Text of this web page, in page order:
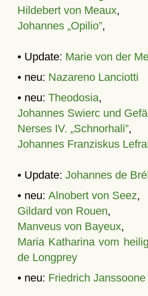
Hildebert von Meaux,
Johannes „Opilio”,
• Update: Marie von der
• neu: Nazareno Lanciotti
• neu: Theodosia,
Johannes Swierc und
Nerses IV. „Schnorhali”,
Johannes Franziskus
• Update: Johannes de
• neu: Alnobert von Seez,
Gildard von Rouen,
Manveus von Bayeux,
Maria Katharina vom
de Longprey
• neu: Friedrich Janssoone